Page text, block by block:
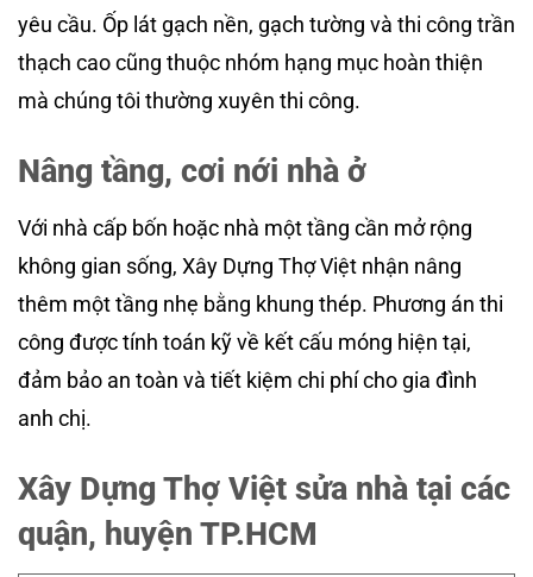
yêu cầu. Ốp lát gạch nền, gạch tường và thi công trần
thạch cao cũng thuộc nhóm hạng mục hoàn thiện
mà chúng tôi thường xuyên thi công.
Nâng tầng, cơi nới nhà ở
Với nhà cấp bốn hoặc nhà một tầng cần mở rộng
không gian sống, Xây Dựng Thợ Việt nhận nâng
thêm một tầng nhẹ bằng khung thép. Phương án thi
công được tính toán kỹ về kết cấu móng hiện tại,
đảm bảo an toàn và tiết kiệm chi phí cho gia đình
anh chị.
Xây Dựng Thợ Việt sửa nhà tại các
quận, huyện TP.HCM